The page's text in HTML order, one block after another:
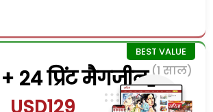
24 प्रिंट मैगजीन (1 साल)